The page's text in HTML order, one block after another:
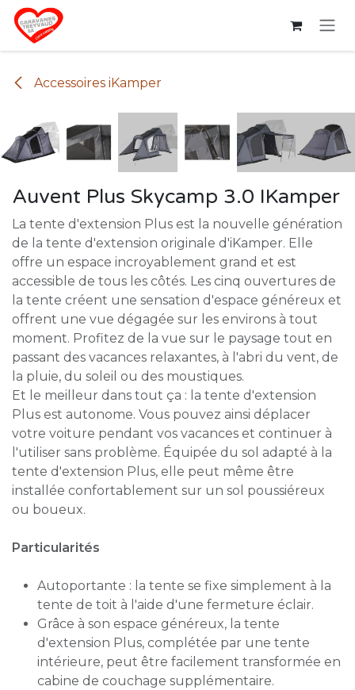
Se rendre au contenu
Accessoires iKamper
Auvent Plus Skycamp 3.0 IKamper
La tente d'extension Plus est la nouvelle génération
de la tente d'extension originale d'iKamper. Elle
offre un espace incroyablement grand et est
accessible de tous les côtés. Les cinq ouvertures de
la tente créent une sensation d'espace généreux et
offrent une vue dégagée sur les environs à tout
moment. Profitez de la vue sur le paysage tout en
passant des vacances relaxantes, à l'abri du vent, de
la pluie, du soleil ou des moustiques.
Et le meilleur dans tout ça : la tente d'extension
Plus est autonome. Vous pouvez ainsi déplacer
votre voiture pendant vos vacances et continuer à
l'utiliser sans problème. Équipée du sol adapté à la
tente d'extension Plus, elle peut même être
installée confortablement sur un sol poussiéreux
ou boueux.
Particularités
Autoportante : la tente se fixe simplement à la
tente de toit à l'aide d'une fermeture éclair.
Grâce à son espace généreux, la tente
d'extension Plus, complétée par une tente
intérieure, peut être facilement transformée en
cabine de couchage supplémentaire.